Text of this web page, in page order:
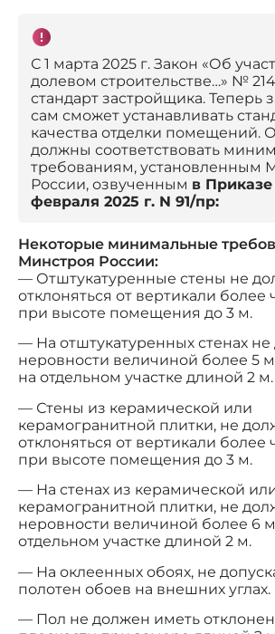
С 1 марта 2025 г. Закон «Об
долевом строительстве…» №
стандарт застройщика. Теперь
сам сможет устанавливать
качества отделки помещений.
должны соответствовать
требованиям, установленным
России, озвученным в Приказе
февраля 2025 г. N 91/пр:
Некоторые минимальные
Минстроя России:
— Отштукатуренные стены не
отклоняться от вертикали более
при высоте помещения до 3 м.
— На отштукатуренных стенах не
неровности величиной более 5
на отдельном участке длиной 2 м.
— Стены из керамической или
керамогранитной плитки, не
отклоняться от вертикали более
при высоте помещения до 3 м.
— На стенах из керамической
керамогранитной плитки, не
неровности величиной более 6
отдельном участке длиной 2 м.
— На оклеенных обоях, не
полотен обоев на внешних углах.
— Пол не должен иметь